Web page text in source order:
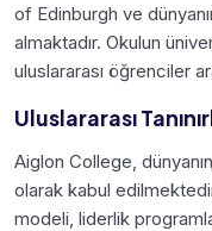
of Edinburgh ve
almaktadır. Okulun
uluslararası öğrenciler
Uluslararası
Aiglon College,
olarak kabul
modeli, liderlik